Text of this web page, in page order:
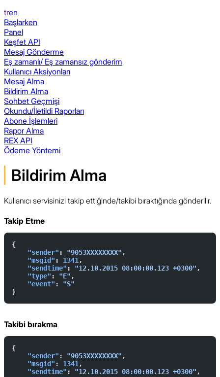
tren
Başlarken
Panel
Keşfet API
Mesaj Gönderme
Eş zamanlı/ Eş zamansız gönderim
Kullanıcı Aksiyonları
Mesaj Alma
Bildirim Alma
Sohbet Geçmişi
Okundu/İletildi Raporları
Abone İşlemleri
Rapor Alma
REX API
Ödeme Yöntemi
Bildirim Alma
Kullanıcı servisinizi takip ettiğinde/takibi bıraktığında gönderilir.
Takip Etme
{
    "sender"
: "9053XXXXXXXX" ,
    "msgid"
: 1341 ,
    "sendtime"
: "12.10.2015 08:00:00.123 +0300" ,
    "type"
: "E" ,
    "event"
: "S"
}
Takibi bırakma
{
    "sender"
: "9053XXXXXXXX" ,
    "msgid"
: 1341 ,
    "sendtime"
: "12.10.2015 08:00:00.123 +0300" ,